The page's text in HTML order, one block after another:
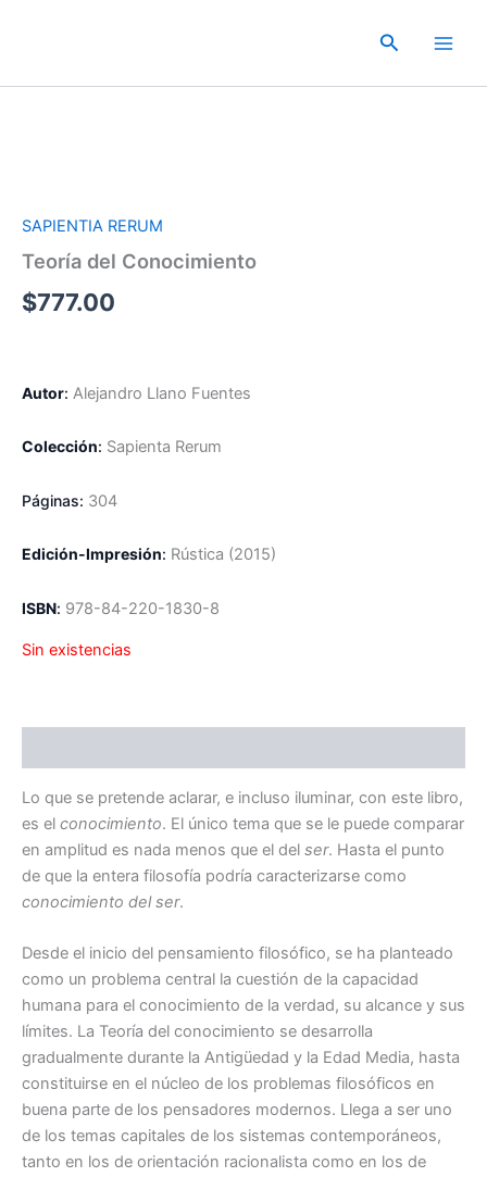
Buscar
SAPIENTIA RERUM
Teoría del Conocimiento
$777.00
Autor: Alejandro Llano Fuentes
Colección: Sapienta Rerum
Páginas: 304
Edición-Impresión: Rústica (2015)
ISBN: 978-84-220-1830-8
Sin existencias
Lo que se pretende aclarar, e incluso iluminar, con este libro,
es el conocimiento. El único tema que se le puede comparar
en amplitud es nada menos que el del ser. Hasta el punto
de que la entera filosofía podría caracterizarse como
conocimiento del ser.
Desde el inicio del pensamiento filosófico, se ha planteado
como un problema central la cuestión de la capacidad
humana para el conocimiento de la verdad, su alcance y sus
límites. La Teoría del conocimiento se desarrolla
gradualmente durante la Antigüedad y la Edad Media, hasta
constituirse en el núcleo de los problemas filosóficos en
buena parte de los pensadores modernos. Llega a ser uno
de los temas capitales de los sistemas contemporáneos,
tanto en los de orientación racionalista como en los de